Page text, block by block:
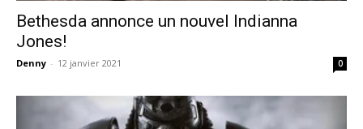
Bethesda annonce un nouvel Indianna
Jones!
Denny - 12 janvier 2021 0